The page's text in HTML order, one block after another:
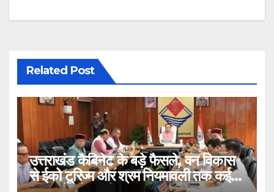
Related Post
उत्तराखंड कैबिनेट के बड़े फैसले, वन विकास
से ईको टूरिज्म और श्रम नियमावली तक कई